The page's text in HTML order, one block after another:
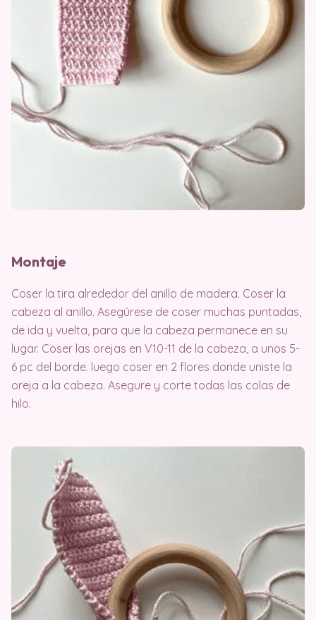
Montaje
Coser la tira alrededor del anillo de madera. Coser la
cabeza al anillo. Asegúrese de coser muchas puntadas,
de ida y vuelta, para que la cabeza permanece en su
lugar. Coser las orejas en V10-11 de la cabeza, a unos 5-
6 pc del borde. luego coser en 2 flores donde uniste la
oreja a la cabeza. Asegure y corte todas las colas de
hilo.